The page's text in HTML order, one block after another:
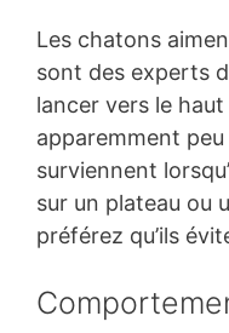
Les chatons
sont des experts
lancer vers le
apparemment
surviennent
sur un plateau ou
préférez qu’ils